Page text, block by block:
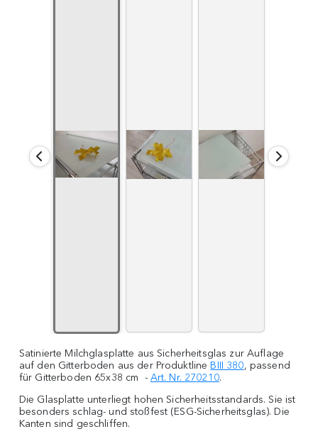
Satinierte Milchglasplatte aus Sicherheitsglas zur Auflage
auf den Gitterboden aus der ProduktlineBIII 380, passend
für Gitterboden 65x38 cm - Art. Nr. 270210.
Die Glasplatte unterliegt hohen Sicherheitsstandards. Sie ist
besonders schlag- und stoßfest (ESG-Sicherheitsglas). Die
Kanten sind geschliffen.